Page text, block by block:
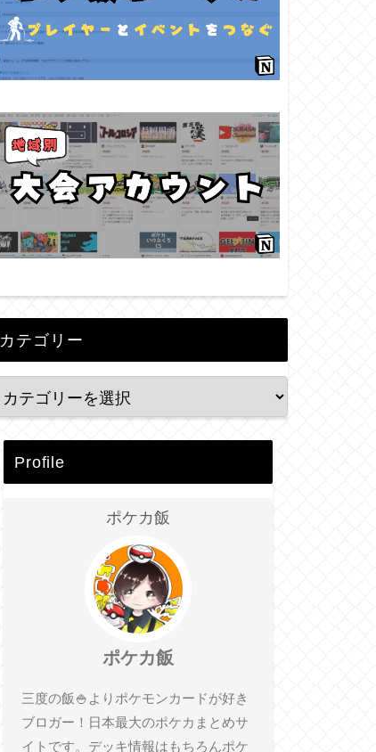
カテゴリー
Profile
ポケカ飯
ポケカ飯
三度の飯🍚よりポケモンカードが好き
ブロガー！日本最大のポケカまとめサ
イトです。デッキ情報はもちろんポケ